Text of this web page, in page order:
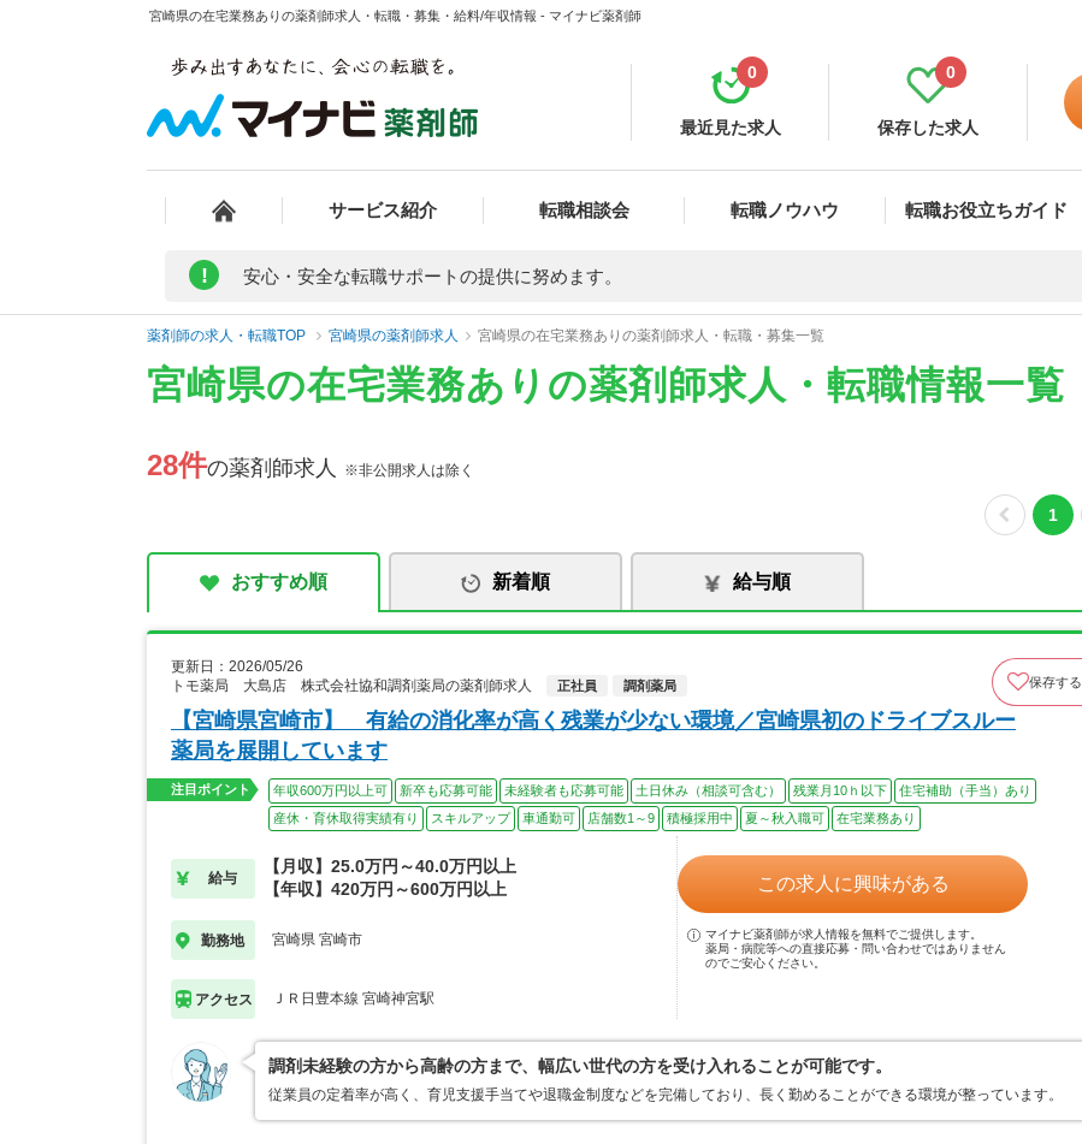
宮崎県の在宅業務ありの薬剤師求人・転職・募集・給料/年収情報 - マイナビ薬剤師
最近見た求人
0
保存した求人
0
サービス紹介 転職相談会 転職ノウハウ 転職お役立ちガイド
! 安心・安全な転職サポートの提供に努めます。
薬剤師の求人・転職TOP 宮崎県の薬剤師求人 宮崎県の在宅業務ありの薬剤師求人・転職・募集一覧
宮崎県の在宅業務ありの薬剤師求人・転職情報一覧
28件の薬剤師求人 ※非公開求人は除く
1
おすすめ順 新着順 給与順
更新日：2026/05/26
トモ薬局 大島店 株式会社協和調剤薬局の薬剤師求人
正社員 調剤薬局 保存する
【宮崎県宮崎市】 有給の消化率が高く残業が少ない環境／宮崎県初のドライブスルー
薬局を展開しています
注目ポイント 年収600万円以上可 新卒も応募可能 未経験者も応募可能 土日休み（相談可含む） 残業月10ｈ以下
住宅補助（手当）あり
産休・育休取得実績有り
スキルアップ 車通勤可 店舗数1～9 積極採用中 夏～秋入職可 在宅業務あり
給与
【月収】25.0万円～40.0万円以上
【年収】420万円～600万円以上
勤務地 宮崎県 宮崎市
アクセス ＪＲ日豊本線 宮崎神宮駅
この求人に興味がある
マイナビ薬剤師が求人情報を無料でご提供します。
薬局・病院等への直接応募・問い合わせではありません
のでご安心ください。
調剤未経験の方から高齢の方まで、幅広い世代の方を受け入れることが可能です。
従業員の定着率が高く、育児支援手当てや退職金制度などを完備しており、長く勤めることができる環境が整っています。